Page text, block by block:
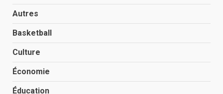
Autres
Basketball
Culture
Économie
Éducation